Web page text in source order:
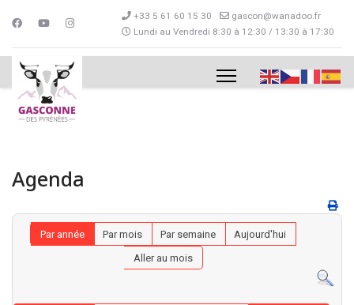
+33 5 61 60 15 30
gascon@wanadoo.fr
Lundi au Vendredi 8:30 à 12:30 / 13:30 à 17:30
Agenda
Par année Par mois Par semaine
Aujourd'hui
Aller au mois